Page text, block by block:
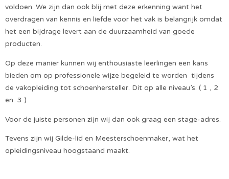
voldoen. We zijn dan ook blij met deze erkenning want het
overdragen van kennis en liefde voor het vak is belangrijk omdat
het een bijdrage levert aan de duurzaamheid van goede
producten.
Op deze manier kunnen wij enthousiaste leerlingen een kans
bieden om op professionele wijze begeleid te worden tijdens
de vakopleiding tot schoenhersteller. Dit op alle niveau’s. ( 1 , 2
en 3 )
Voor de juiste personen zijn wij dan ook graag een stage-adres.
Tevens zijn wij Gilde-lid en Meesterschoenmaker, wat het
opleidingsniveau hoogstaand maakt.